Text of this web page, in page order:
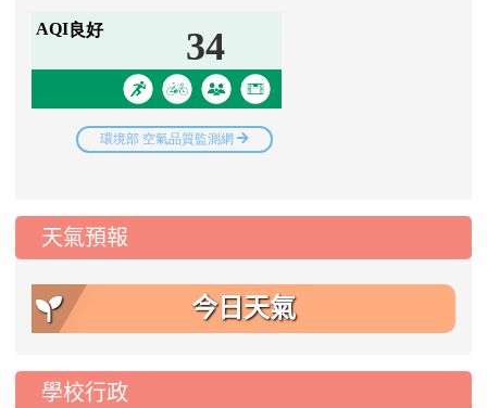
天氣預報
今日天氣
學校行政